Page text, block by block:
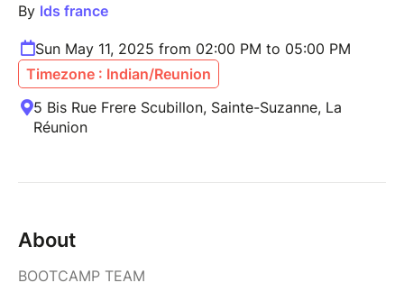
By lds france
Sun May 11, 2025 from 02:00 PM to 05:00 PM
Timezone : Indian/Reunion
5 Bis Rue Frere Scubillon, Sainte-Suzanne, La
Réunion
About
BOOTCAMP TEAM